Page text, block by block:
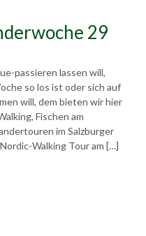
29
passieren lassen will,
so los ist oder sich auf
will, dem bieten wir hier
Fischen am
im Salzburger
Walking Tour am […]